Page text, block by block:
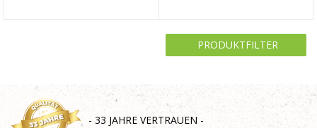
PRODUKTFILTER
- 33 JAHRE VERTRAUEN -